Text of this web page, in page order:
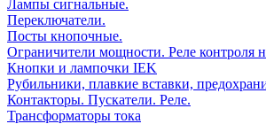
Лампы сигнальные.
Переключатели.
Посты кнопочные.
Ограничители мощности. Реле контроля
Кнопки и лампочки IEK
Рубильники, плавкие вставки,
Контакторы. Пускатели. Реле.
Трансформаторы тока